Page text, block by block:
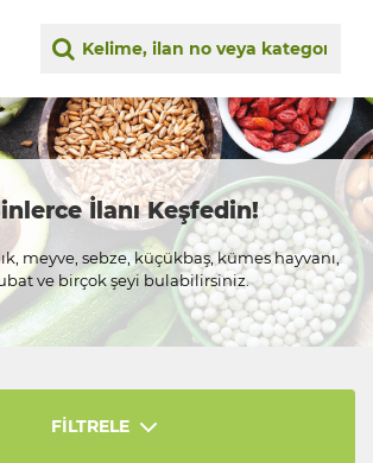
İlanı Keşfedin!
meyve, sebze, küçükbaş, kümes hayvanı,
ve birçok şeyi bulabilirsiniz.
FİLTRELE